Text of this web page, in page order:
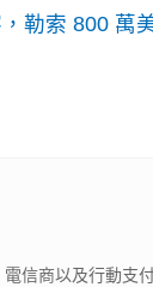
勒索 800 萬
信商以及行動支